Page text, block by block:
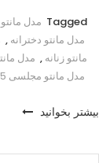
Tagged مدل مانتو
مدل مانتو دخترانه ,
مانتو زنانه , مدل مانتو
مدل مانتو مجلسی 1395
بیشتر بخوانید